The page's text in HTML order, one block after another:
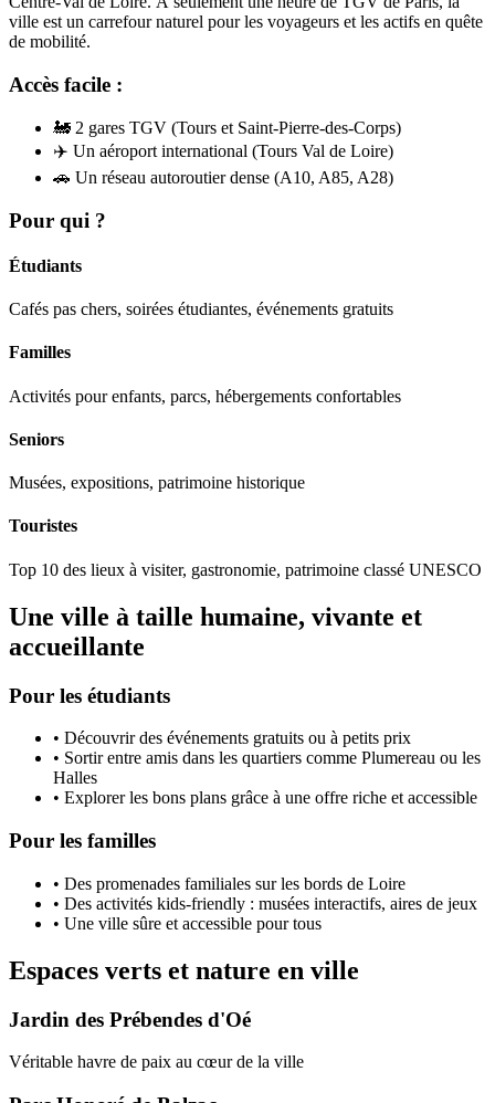
ville est un carrefour naturel pour les voyageurs et les actifs en quête
de mobilité.
Accès facile :
🚂 2 gares TGV (Tours et Saint-Pierre-des-Corps)
✈️ Un aéroport international (Tours Val de Loire)
🚗 Un réseau autoroutier dense (A10, A85, A28)
Pour qui ?
Étudiants
Cafés pas chers, soirées étudiantes, événements gratuits
Familles
Activités pour enfants, parcs, hébergements confortables
Seniors
Musées, expositions, patrimoine historique
Touristes
Top 10 des lieux à visiter, gastronomie, patrimoine classé UNESCO
Une ville à taille humaine, vivante et
accueillante
Pour les étudiants
• Découvrir des événements gratuits ou à petits prix
• Sortir entre amis dans les quartiers comme Plumereau ou les
Halles
• Explorer les bons plans grâce à une offre riche et accessible
Pour les familles
• Des promenades familiales sur les bords de Loire
• Des activités kids-friendly : musées interactifs, aires de jeux
• Une ville sûre et accessible pour tous
Espaces verts et nature en ville
Jardin des Prébendes d'Oé
Véritable havre de paix au cœur de la ville